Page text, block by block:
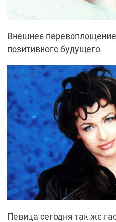
Внешнее
позитивного будущего.
Певица сегодня так же